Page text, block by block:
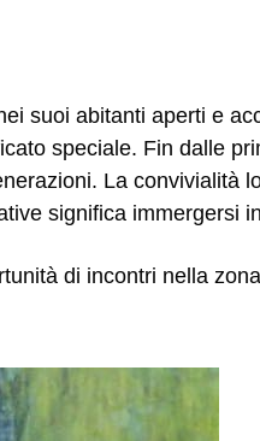
suoi abitanti aperti e
speciale. Fin dalle
La convivialità
significa immergersi
di incontri nella